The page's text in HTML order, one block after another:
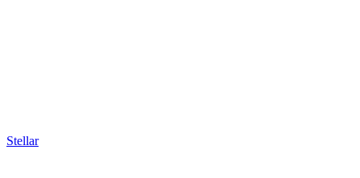
Stellar